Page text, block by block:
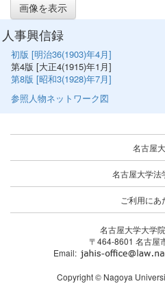
画像を表示
人事興信録
初版 [明治36(1903)年4月]
第4版 [大正4(1915)年1月]
第8版 [昭和3(1928)年7月]
参照人物ネットワーク図
名古屋
名古屋大学法
ご利用にあ
名古屋大学大学
〒464-8601 名古屋
Email:
Copyright © Nagoya